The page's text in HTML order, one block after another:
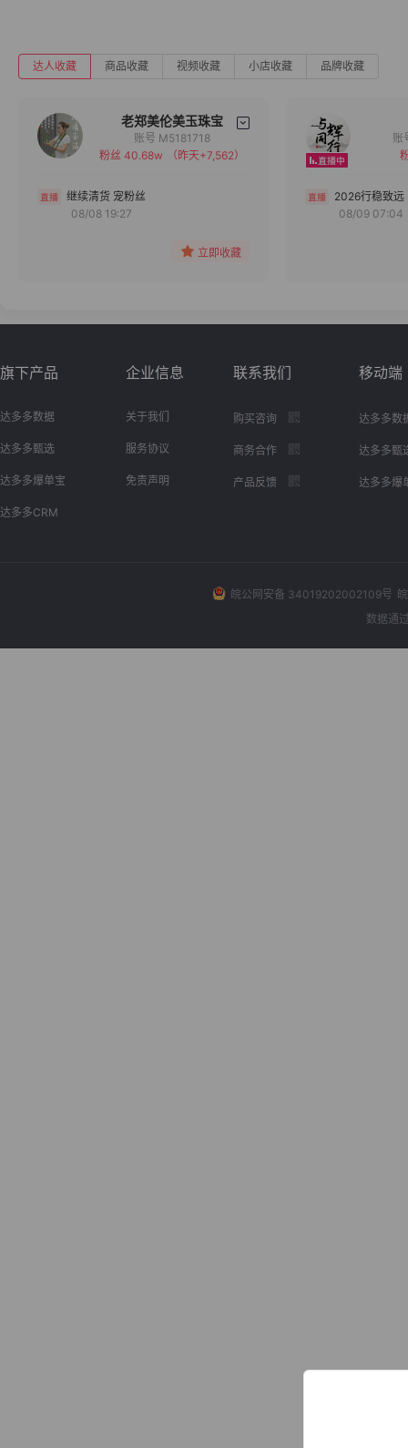
达人收藏 商品收藏 视频收藏 小店收藏 品牌收藏
老郑美伦美玉珠宝
备注
账号 M5181718
粉丝 40.68w
（昨天+7,562）
继续清货 宠粉丝
08/08 19:27
立即收藏
2026行稳致远
08/09 07:04
旗下产品
达多多数据
达多多甄选
达多多爆单宝
达多多CRM
企业信息
关于我们
服务协议
免责声明
联系我们
购买咨询
商务合作
产品反馈
移动端
达多多数
达多多甄
达多多爆
皖公网安备 34019202002109号
数据通